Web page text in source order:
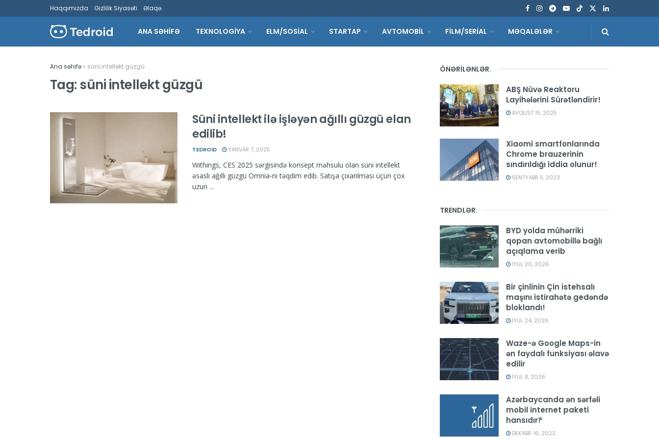
Haqqımızda Gizlilik Siyasəti Əlaqə
ANA SƏHİFƏ TEXNOLOGİYA ELM/SOSİAL STARTAP AVTOMOBİL FİLM/SERİAL MƏQALƏLƏR
Ana səhifə » süni intellekt güzgü
Tag:süni intellekt güzgü
Süni intellekt ilə işləyən ağıllı güzgü elan
edilib!
TEDROID YANVAR 7, 2025
Withings, CES 2025 sərgisində konsept məhsulu olan süni intellekt
əsaslı ağıllı güzgü Omnia-nı təqdim edib. Satışa çıxarılması üçün çox
uzun ...
ÖNƏRİLƏNLƏR.
ABŞ Nüvə Reaktoru
Layihələrini Sürətləndirir!
AVQUST 15, 2025
Xiaomi smartfonlarında
Chrome brauzerinin
sındırıldığı iddia olunur!
SENTYABR 5, 2023
TRENDLƏR.
BYD yolda mühərriki
qopan avtomobillə bağlı
açıqlama verib
İYUL 20, 2026
Bir çinlinin Çin istehsalı
maşını istirahətə gedəndə
bloklandı!
İYUL 24, 2026
Waze-ə Google Maps-in
ən faydalı funksiyası əlavə
edilir
İYUL 8, 2026
Azərbaycanda ən sərfəli
mobil internet paketi
hansıdır?
DEKABR 16, 2022